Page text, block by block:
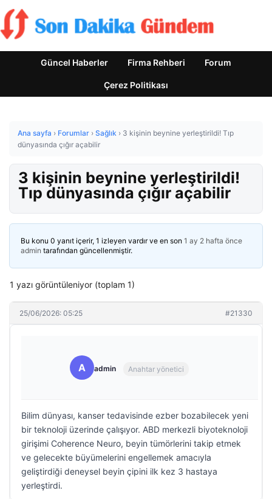
Güncel Haberler Firma Rehberi Forum
Çerez Politikası
Ana sayfa › Forumlar › Sağlık › 3 kişinin beynine yerleştirildi! Tıp
dünyasında çığır açabilir
3 kişinin beynine yerleştirildi!
Tıp dünyasında çığır açabilir
Bu konu 0 yanıt içerir, 1 izleyen vardır ve en son 1 ay 2 hafta önce
admin tarafından güncellenmiştir.
1 yazı görüntüleniyor (toplam 1)
25/06/2026: 05:25 #21330
A admin Anahtar yönetici
Bilim dünyası, kanser tedavisinde ezber bozabilecek yeni
bir teknoloji üzerinde çalışıyor. ABD merkezli biyoteknoloji
girişimi Coherence Neuro, beyin tümörlerini takip etmek
ve gelecekte büyümelerini engellemek amacıyla
geliştirdiği deneysel beyin çipini ilk kez 3 hastaya
yerleştirdi.